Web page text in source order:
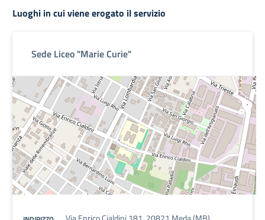
Luoghi in cui viene erogato il servizio
Sede Liceo "Marie Curie"